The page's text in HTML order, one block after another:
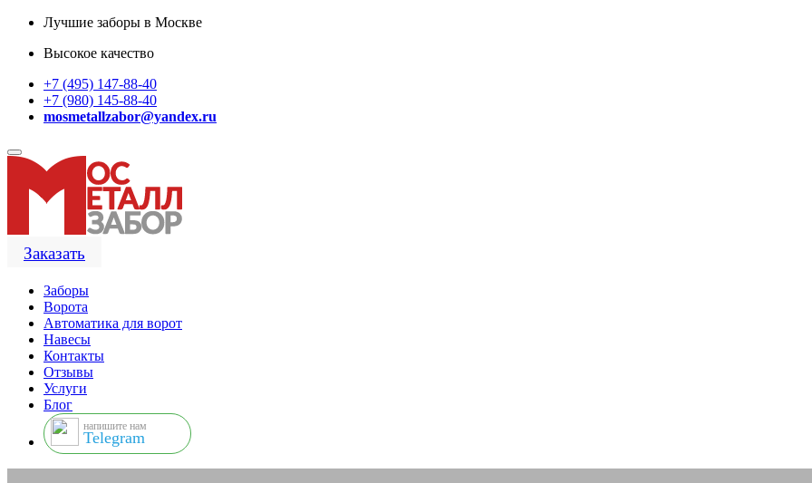
Лучшие заборы в Москве
Высокое качество
+7 (495) 147-88-40
+7 (980) 145-88-40
mosmetallzabor@yandex.ru
Заказать
Заборы
Ворота
Автоматика для ворот
Навесы
Контакты
Отзывы
Услуги
Блог
напишите нам
Telegram